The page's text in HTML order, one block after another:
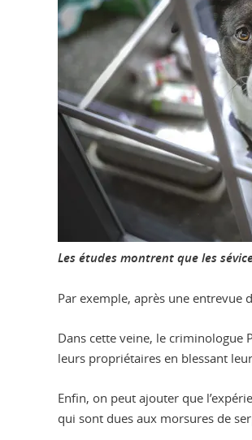
Les études montrent que les
Par exemple, après une entrevue
Dans cette veine, le criminologue
leurs propriétaires en blessant
Enfin, on peut ajouter que
qui sont dues aux morsures de